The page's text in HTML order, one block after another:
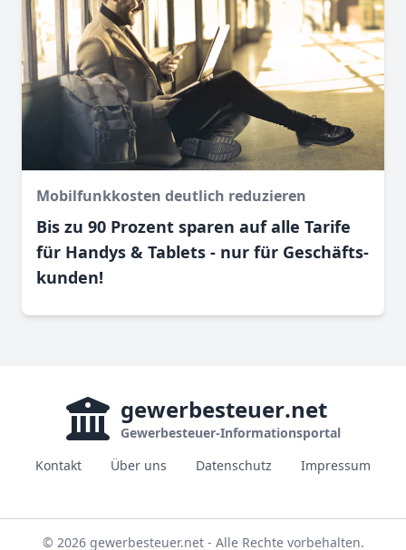
Mobilfunkkosten deutlich reduzieren
Bis zu 90 Prozent sparen auf alle Tarife
für Handys & Tablets - nur für Geschäfts­
kunden!
gewerbesteuer.net
Gewerbesteuer-Informationsportal
Kontakt
Über uns Datenschutz Impressum
© 2026 gewerbesteuer.net - Alle Rechte vorbehalten.